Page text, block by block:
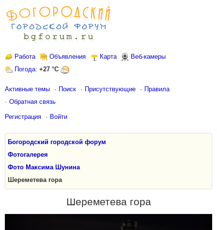
Работа Объявления Карта
Веб-камеры
Погода: +27 °C
Активные темы Поиск Присутствующие
Правила
Обратная связь
Регистрация Войти
Богородский городской форум
Фотогалерея
Фото Максима Шунина
Шереметева гора
Шереметева гора